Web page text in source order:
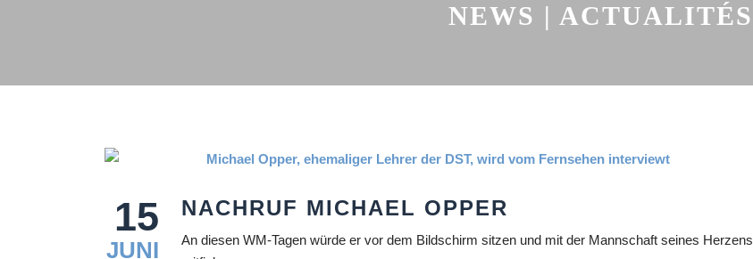
NEWS | ACTUALITÉS
15
JUNI
NACHRUF MICHAEL OPPER
An diesen WM-Tagen würde er vor dem Bildschirm sitzen und mit der Mannschaft seines Herzens